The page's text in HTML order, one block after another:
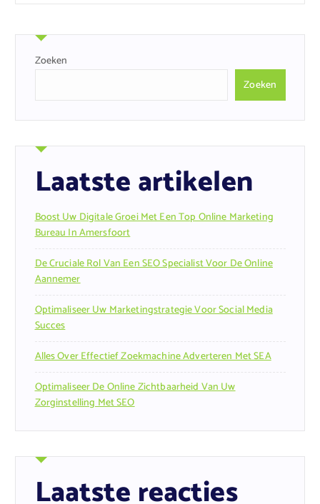
Zoeken
Zoeken
Laatste artikelen
Boost Uw Digitale Groei Met Een Top Online Marketing
Bureau In Amersfoort
De Cruciale Rol Van Een SEO Specialist Voor De Online
Aannemer
Optimaliseer Uw Marketingstrategie Voor Social Media
Succes
Alles Over Effectief Zoekmachine Adverteren Met SEA
Optimaliseer De Online Zichtbaarheid Van Uw
Zorginstelling Met SEO
Laatste reacties